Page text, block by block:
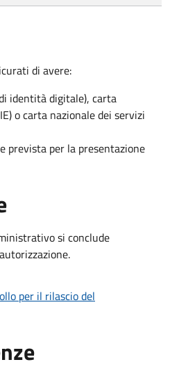
di avere:
identità digitale), carta
o carta nazionale dei servizi
prevista per la presentazione
si conclude
per il rilascio del